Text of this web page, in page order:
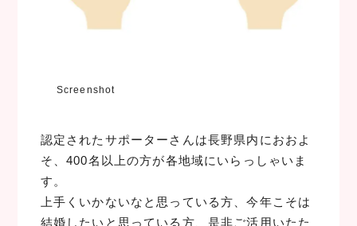
Screenshot
認定されたサポーターさんは長野県内におおよ
そ、400名以上の方が各地域にいらっしゃいま
す。
上手くいかないなと思っている方、今年こそは
結婚したいと思っている方、是非ご活用いたた